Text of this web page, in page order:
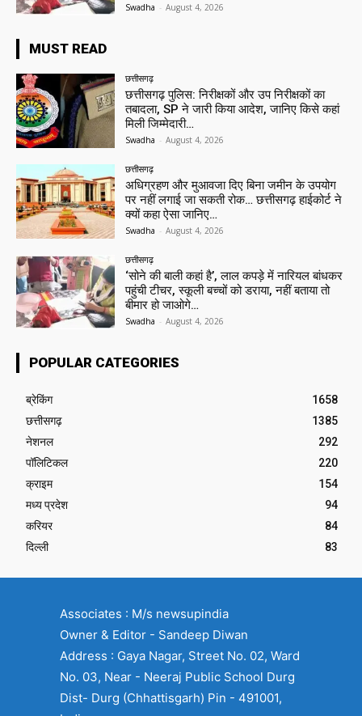
Swadha - August 4, 2026
MUST READ
छत्तीसगढ़
छत्तीसगढ़ पुलिस: निरीक्षकों और उप निरीक्षकों का
तबादला, SP ने जारी किया आदेश, जानिए किसे कहां
मिली जिम्मेदारी…
Swadha - August 4, 2026
छत्तीसगढ़
अधिग्रहण और मुआवजा दिए बिना जमीन के उपयोग
पर नहीं लगाई जा सकती रोक… छत्तीसगढ़ हाईकोर्ट ने
क्यों कहा ऐसा जानिए…
Swadha - August 4, 2026
छत्तीसगढ़
‘सोने की बाली कहां है’, लाल कपड़े में नारियल बांधकर
पहुंची टीचर, स्कूली बच्चों को डराया, नहीं बताया तो
बीमार हो जाओगे…
Swadha - August 4, 2026
POPULAR CATEGORIES
ब्रेकिंग
1658
छत्तीसगढ़
1385
नेशनल
292
पॉलिटिकल
220
क्राइम
154
मध्य प्रदेश
94
करियर
84
दिल्ली
83
Associates : M/s newsupindia
Owner & Editor - Sandeep Diwan
Address : Gaya Nagar, Street No. 02, Ward
No. 03, Near - Neeraj Public School Durg
Dist- Durg (Chhattisgarh) Pin - 491001,